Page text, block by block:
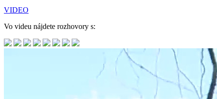
VIDEO
Vo videu nájdete rozhovory s: